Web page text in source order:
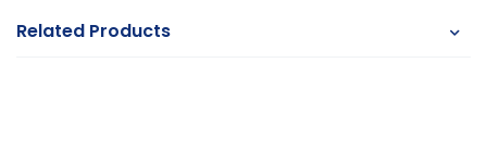
Related Products